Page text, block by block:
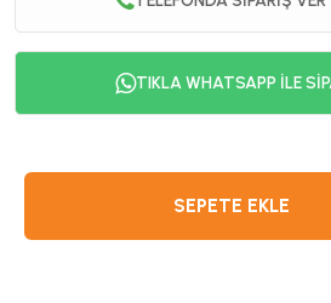
TIKLA WHATSAPP İLE
SEPETE EKLE